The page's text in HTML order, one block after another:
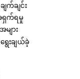
က်ချင်း
က်ရမှု
ျား
းချယ်ခဲ့